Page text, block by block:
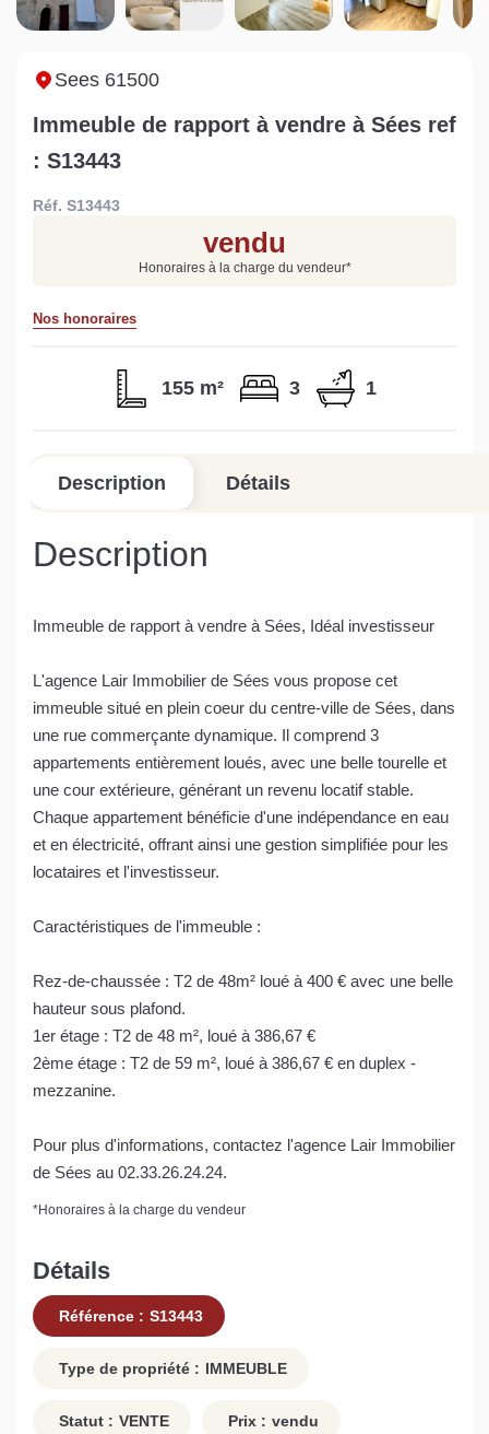
Sarthe pour booster sa
vente
quelles sont les
conséquences ?
Estimez votre bien en ligne.
en quelques clics.
Sees 61500
Immeuble de rapport à vendre à Sées ref
: S13443
Réf. S13443
vendu
Honoraires à la charge du vendeur*
Nos honoraires
155 m² 3 1
Description Détails
Description
Immeuble de rapport à vendre à Sées, Idéal investisseur
L'agence Lair Immobilier de Sées vous propose cet
immeuble situé en plein coeur du centre-ville de Sées, dans
une rue commerçante dynamique. Il comprend 3
appartements entièrement loués, avec une belle tourelle et
une cour extérieure, générant un revenu locatif stable.
Chaque appartement bénéficie d'une indépendance en eau
et en électricité, offrant ainsi une gestion simplifiée pour les
locataires et l'investisseur.
Caractéristiques de l'immeuble :
Rez-de-chaussée : T2 de 48m² loué à 400 € avec une belle
hauteur sous plafond.
1er étage : T2 de 48 m², loué à 386,67 €
2ème étage : T2 de 59 m², loué à 386,67 € en duplex -
mezzanine.
Pour plus d'informations, contactez l'agence Lair Immobilier
de Sées au 02.33.26.24.24.
*Honoraires à la charge du vendeur
Détails
Référence : S13443
Type de propriété : IMMEUBLE
Statut : VENTE Prix : vendu